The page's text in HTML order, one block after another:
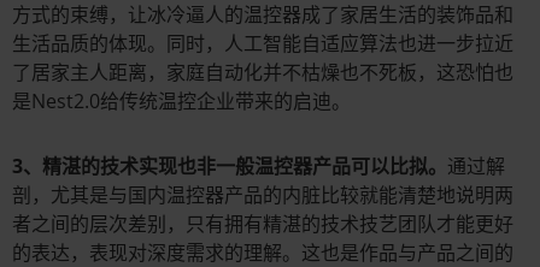
方式的束缚，让冰冷逼人的温控器成了家居生活的装饰品和
生活品质的体现。同时，人工智能自适应算法也进一步拉近
了居家主人距离，家庭自动化并不枯燥也不死板，这恐怕也
是Nest2.0给传统温控企业带来的启迪。
3、精湛的技术实现也非一般温控器产品可以比拟。 通过解
剖，尤其是与国内温控器产品的内脏比较就能清楚地说明两
者之间的层次差别，只有拥有精湛的技术技艺团队才能更好
的表达，表现对深度需求的理解。这也是作品与产品之间的